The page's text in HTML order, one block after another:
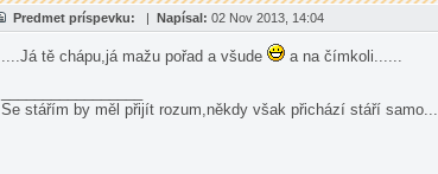
Predmet príspevku: | Napísal: 02 Nov 2013, 14:04
....Já tě chápu,já mažu pořad a všude
a na čímkoli......
Se stářím by měl přijít rozum,někdy však přichází stáří samo...